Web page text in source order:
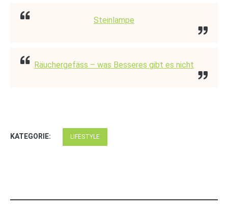
Steinlampe
Räuchergefäss – was Besseres gibt es nicht
KATEGORIE: LIFESTYLE